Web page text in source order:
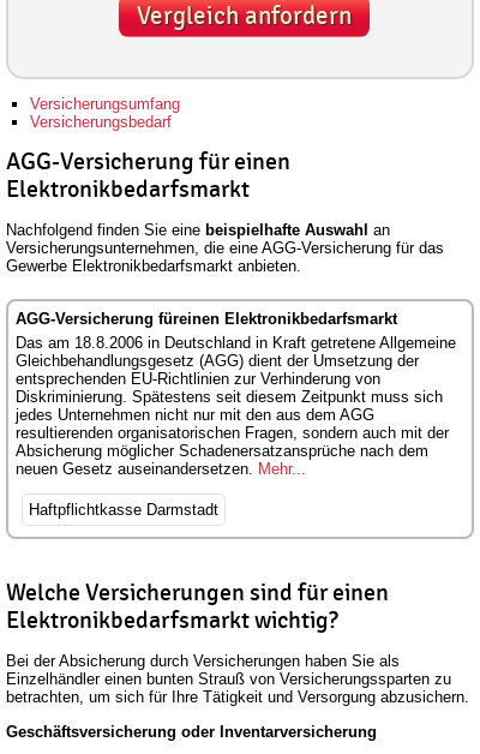
Vergleich anfordern
Versicherungsumfang
Versicherungsbedarf
AGG-Versicherung für einen
Elektronikbedarfsmarkt
Nachfolgend finden Sie eine beispielhafte Auswahl an
Versicherungsunternehmen, die eine AGG-Versicherung für das
Gewerbe Elektronikbedarfsmarkt anbieten.
AGG-Versicherung füreinen Elektronikbedarfsmarkt
Das am 18.8.2006 in Deutschland in Kraft getretene Allgemeine
Gleichbehandlungsgesetz (AGG) dient der Umsetzung der
entsprechenden EU-Richtlinien zur Verhinderung von
Diskriminierung. Spätestens seit diesem Zeitpunkt muss sich
jedes Unternehmen nicht nur mit den aus dem AGG
resultierenden organisatorischen Fragen, sondern auch mit der
Absicherung möglicher Schadenersatzansprüche nach dem
neuen Gesetz auseinandersetzen. Mehr...
Haftpflichtkasse Darmstadt
Welche Versicherungen sind für einen
Elektronikbedarfsmarkt wichtig?
Bei der Absicherung durch Versicherungen haben Sie als
Einzelhändler einen bunten Strauß von Versicherungssparten zu
betrachten, um sich für Ihre Tätigkeit und Versorgung abzusichern.
Geschäftsversicherung oder Inventarversicherung